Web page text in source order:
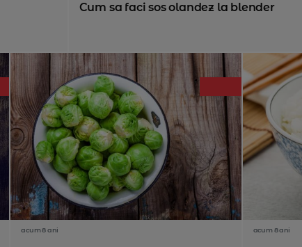
Cum sa faci sos olandez la blender
acum 8 ani acum 8 ani